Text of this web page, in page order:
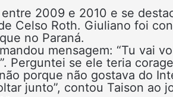
2009 e 2010 e se
Celso Roth. Giuliano foi
no Paraná.
mensagem: “Tu vai
Perguntei se ele teria
porque não gostava do
junto”, contou Taison ao